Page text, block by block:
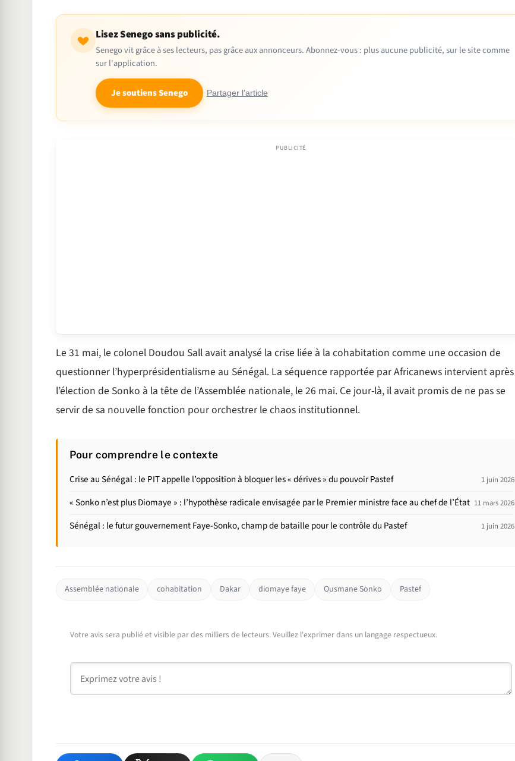
Lisez Senego sans publicité.
Senego vit grâce à ses lecteurs, pas grâce aux annonceurs. Abonnez-vous : plus aucune publicité, sur le site comme
sur l'application.
Je soutiens Senego Partager l'article
Le 31 mai, le colonel Doudou Sall avait analysé la crise liée à la cohabitation comme une occasion de
questionner l’hyperprésidentialisme au Sénégal. La séquence rapportée par Africanews intervient après
l’élection de Sonko à la tête de l’Assemblée nationale, le 26 mai. Ce jour-là, il avait promis de ne pas se
servir de sa nouvelle fonction pour orchestrer le chaos institutionnel.
Pour comprendre le contexte
Crise au Sénégal : le PIT appelle l’opposition à bloquer les « dérives » du pouvoir Pastef 1 juin 2026
« Sonko n’est plus Diomaye » : l’hypothèse radicale envisagée par le Premier ministre face au chef de l’État 11 mars 2026
Sénégal : le futur gouvernement Faye-Sonko, champ de bataille pour le contrôle du Pastef 1 juin 2026
Assemblée nationale cohabitation Dakar diomaye faye Ousmane Sonko Pastef
Votre avis sera publié et visible par des milliers de lecteurs. Veuillez l'exprimer dans un langage respectueux.